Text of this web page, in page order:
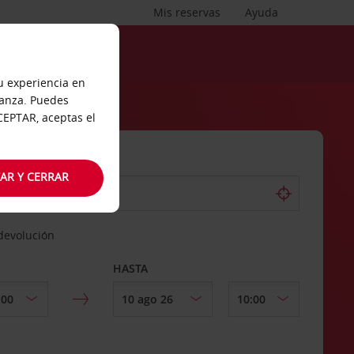
Ayuda
Mis reservas
HASTA
experiencia en
Puedes
aceptas el
Y CERRAR